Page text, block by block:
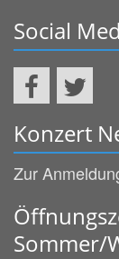
Social
Konzert
Zur
Sommer/